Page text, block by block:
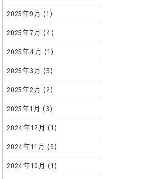
2025年9月(1)
2025年7月(4)
2025年4月(1)
2025年3月(5)
2025年2月(2)
2025年1月(3)
2024年12月(1)
2024年11月(9)
2024年10月(1)